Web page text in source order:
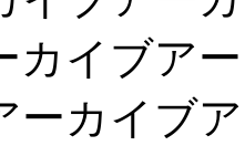
カイブア
ーカイブ